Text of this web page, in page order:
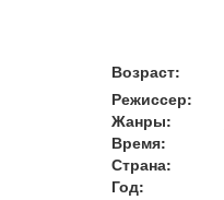
Возраст:
Режиссер:
Жанры:
Время:
Страна:
Год: